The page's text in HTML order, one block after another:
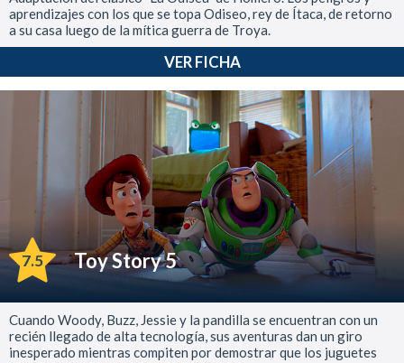
aprendizajes con los que se topa Odiseo, rey de Ítaca, de retorno
a su casa luego de la mítica guerra de Troya.
VER FICHA
7.5 Toy Story 5
Cuando Woody, Buzz, Jessie y la pandilla se encuentran con un
recién llegado de alta tecnología, sus aventuras dan un giro
inesperado mientras compiten por demostrar que los juguetes